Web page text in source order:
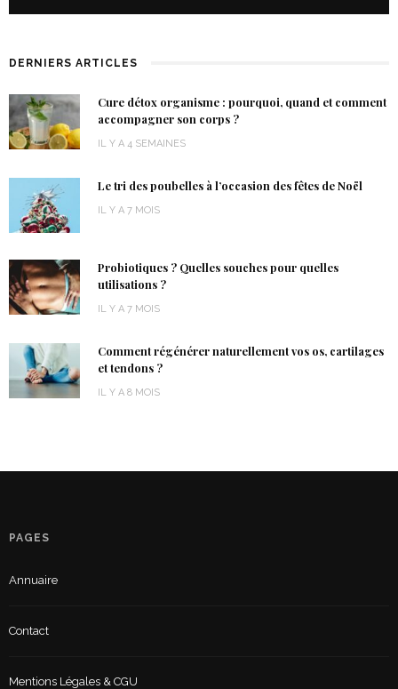
DERNIERS ARTICLES
Cure détox organisme : pourquoi, quand et comment
accompagner son corps ?
IL Y A 4 SEMAINES
Le tri des poubelles à l’occasion des fêtes de Noël
IL Y A 7 MOIS
Probiotiques ? Quelles souches pour quelles
utilisations ?
IL Y A 7 MOIS
Comment régénérer naturellement vos os, cartilages
et tendons ?
IL Y A 8 MOIS
PAGES
Annuaire
Contact
Mentions Légales & CGU